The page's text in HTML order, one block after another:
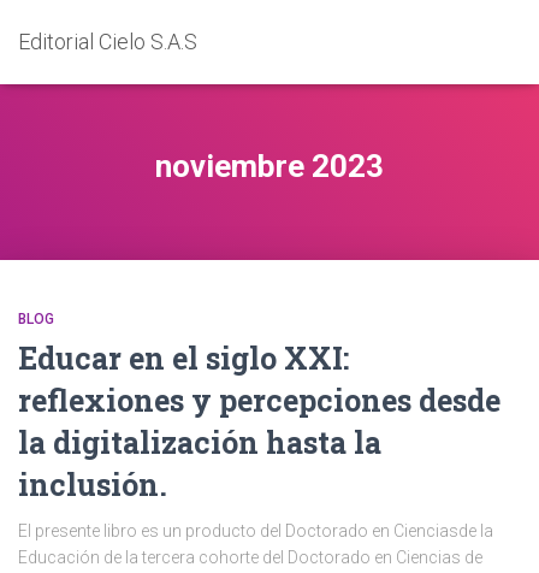
Editorial Cielo S.A.S
noviembre 2023
BLOG
Educar en el siglo XXI:
reflexiones y percepciones desde
la digitalización hasta la
inclusión.
El presente libro es un producto del Doctorado en Cienciasde la
Educación de la tercera cohorte del Doctorado en Ciencias de